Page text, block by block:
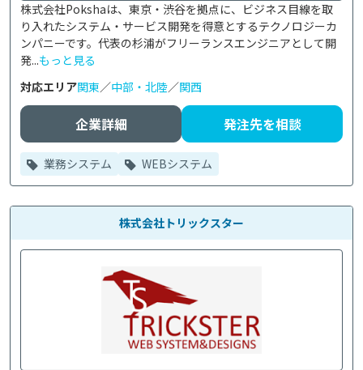
株式会社Pokshaは、東京・渋谷を拠点に、ビジネス目線を取
り入れたシステム・サービス開発を得意とするテクノロジーカ
ンパニーです。代表の杉浦がフリーランスエンジニアとして開
発...もっと見る
対応エリア関東／中部・北陸／関西
企業詳細 発注先を相談
業務システム WEBシステム
株式会社トリックスター